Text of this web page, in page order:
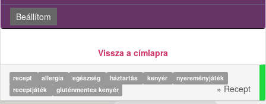
Beállítom
Vissza a címlapra
recept allergia egészség háztartás kenyér
nyereményjáték
receptjáték
gluténmentes kenyér » Recept